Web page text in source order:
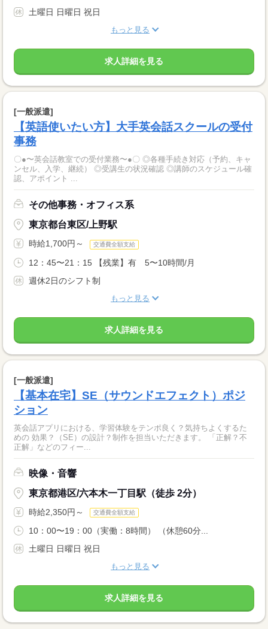
土曜日 日曜日 祝日
もっと見る
求人詳細を見る
[一般派遣]
【英語使いたい方】大手英会話スクールの受付
事務
〇●〜英会話教室での受付業務〜●〇 ◎各種手続き対応（予約、キャ
ンセル、入学、継続） ◎受講生の状況確認 ◎講師のスケジュール確
認、アポイント ...
その他事務・オフィス系
東京都台東区/上野駅
時給1,700円～ 交通費全額支給
12：45〜21：15 【残業】有 5〜10時間/月
週休2日のシフト制
もっと見る
求人詳細を見る
[一般派遣]
【基本在宅】SE（サウンドエフェクト）ポジ
ション
英会話アプリにおける、学習体験をテンポ良く？気持ちよくするた
めの 効果？（SE）の設計？制作を担当いただきます。 「正解？不
正解」などのフィー...
映像・音響
東京都港区/六本木一丁目駅（徒歩 2分）
時給2,350円～ 交通費全額支給
10：00〜19：00（実働：8時間） （休憩60分...
土曜日 日曜日 祝日
もっと見る
求人詳細を見る